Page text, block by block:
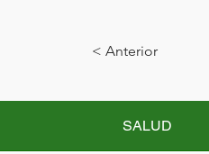
< Anterior
SALUD